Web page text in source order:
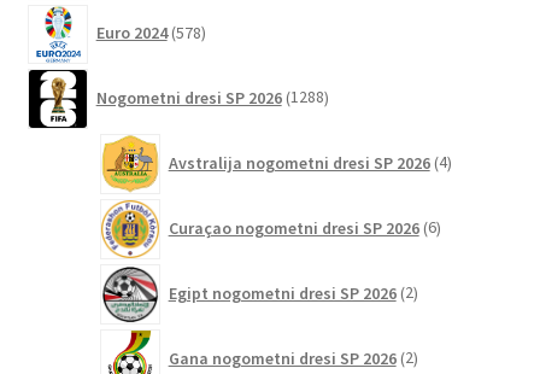
Euro 2024 578izdelkov
Nogometni dresi SP 2026 1288izdelkov
Avstralija nogometni dresi SP 2026 4izdelki
Curaçao nogometni dresi SP 2026 6izdelkov
Egipt nogometni dresi SP 2026 2izdelka
Gana nogometni dresi SP 2026 2izdelka